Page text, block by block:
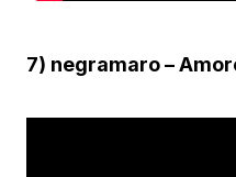
7) negramaro –